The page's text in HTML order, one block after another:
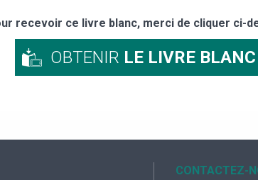
recevoir ce livre blanc, merci de cliquer ci-
OBTENIR LE LIVRE BLANC
CONTACTEZ-